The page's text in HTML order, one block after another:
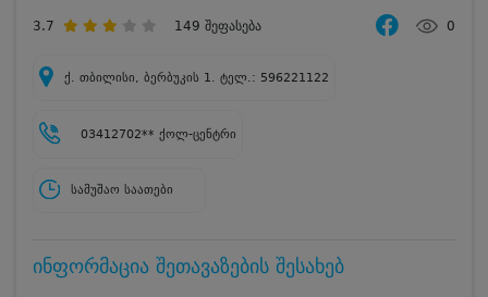
3.7 149 შეფასება 0
ქ. თბილისი, ბერბუკის 1. ტელ.: 596221122
03412702** ქოლ-ცენტრი
სამუშაო საათები
ინფორმაცია შეთავაზების შესახებ